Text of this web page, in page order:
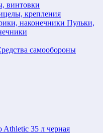
винтовки
крепления
Пульки,
самообороны